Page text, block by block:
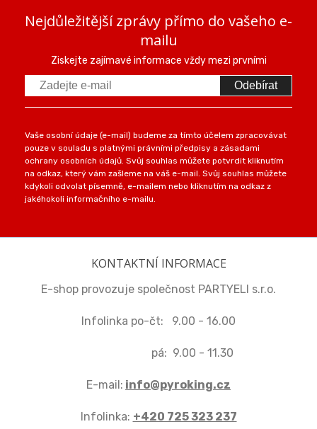
Nejdůležitější zprávy přímo do vašeho e-
mailu
Ziskejte zajímavé informace vždy mezi prvními
Odebírat
Vaše osobní údaje (e-mail) budeme za tímto účelem zpracovávat
pouze v souladu s platnými právními předpisy a zásadami
ochrany osobních údajů. Svůj souhlas můžete potvrdit kliknutím
na odkaz, který vám zašleme na váš e-mail. Svůj souhlas můžete
kdykoli odvolat písemně, e-mailem nebo kliknutím na odkaz z
jakéhokoli informačního e-mailu.
KONTAKTNÍ INFORMACE
E-shop provozuje společnost PARTYELI s.r.o.
Infolinka po-čt: 9.00 - 16.00
pá: 9.00 - 11.30
E-mail: info@pyroking.cz
Infolinka: +420 725 323 237